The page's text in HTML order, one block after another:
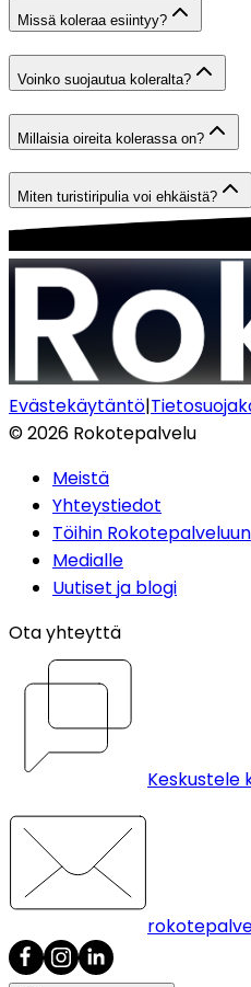
Missä koleraa esiintyy?
Voinko suojautua koleralta?
Millaisia oireita kolerassa on?
Miten turistiripulia voi ehkäistä?
Evästekäytäntö|
©2026 Rokotepalvelu
Meistä
Yhteystiedot
Töihin Rokotepalveluun
Medialle
Uutiset ja blogi
Ota yhteyttä
Keskustele